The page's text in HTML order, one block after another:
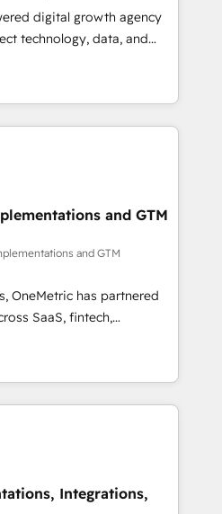
digital growth agency
technology, data, and
results. Founded in
Spain, LATAM, and
companies in building
and customer success
we combine human insight
team designs solutions
boost performance, and
Highlights •
• 2022 EMEA Impact
150+ successful HubSpot
• Proprietary
• Multilingual team:
Italian 👉 Grow
and GTM
and GTM
OneMetric has partnered
SaaS, fintech,
other industries. With
we deliver scalable
and RevOps challenges.
without data loss or
Integrations,